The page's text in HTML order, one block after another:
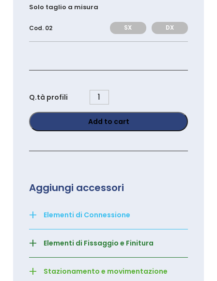
Solo taglio a misura
Cod. 02 SX DX
Q.tà profili
PS1845C
quantity
Add to cart
Aggiungi accessori
+ Elementi di Connessione
+ Elementi di Fissaggio e Finitura
+ Stazionamento e movimentazione